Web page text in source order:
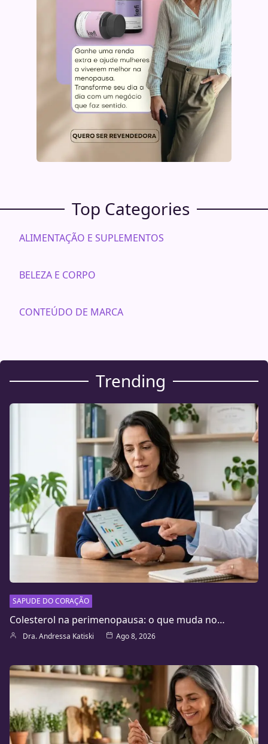
Top Categories
ALIMENTAÇÃO E SUPLEMENTOS
BELEZA E CORPO
CONTEÚDO DE MARCA
Trending
SAPUDE DO CORAÇÃO
Colesterol na perimenopausa: o que muda no…
Dra. Andressa Katiski Ago 8, 2026